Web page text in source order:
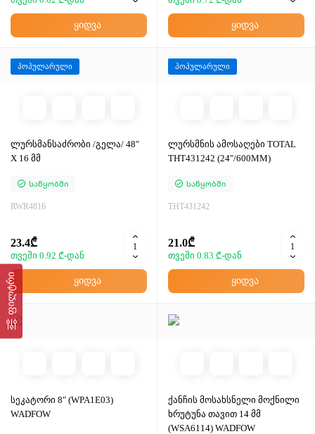
ფილტრი
ყიდვა ყიდვა
პოპულარული
ლურსმანსაძრობი /გელა/ 48″
X 16 მმ
Საწყობში
RWR4816
23.4₾
თვეში 0.92 ₾-დან
ყიდვა
პოპულარული
ლურსმნის ამოსაღები TOTAL
THT431242 (24"/600MM)
Საწყობში
THT431242
21.0₾
თვეში 0.83 ₾-დან
ყიდვა
სეკატორი 8" (WPA1E03)
WADFOW
ქანჩის მოსახსნელი მოქნილი
ხრუტუნა თავით 14 მმ
(WSA6114) WADFOW